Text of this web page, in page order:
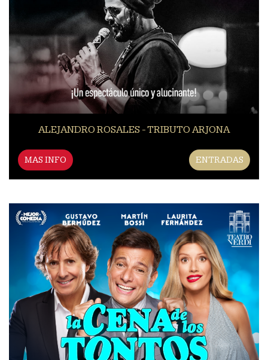
ALEJANDRO ROSALES - TRIBUTO ARJONA
MAS INFO ENTRADAS